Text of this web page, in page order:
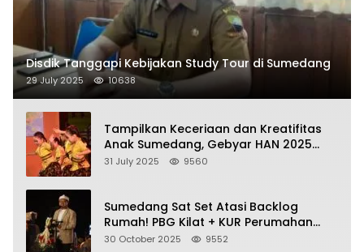
Disdik Tanggapi Kebijakan Study Tour di Sumedang
29 July 2025 10638
Tampilkan Keceriaan dan Kreatifitas
Anak Sumedang, Gebyar HAN 2025
Dihadiri Bupati dan Wabup
31 July 2025 9560
Sumedang Sat Set Atasi Backlog
Rumah! PBG Kilat + KUR Perumahan
Jadi Kunci!
30 October 2025 9552